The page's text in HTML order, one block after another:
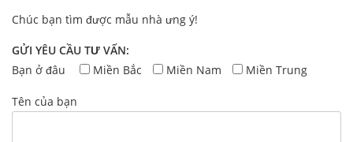
Chúc bạn tìm được mẫu nhà ưng ý!
GỬI YÊU CẦU TƯ VẤN:
Bạn ở đâu
Miền Bắc Miền Nam Miền Trung
Tên của bạn